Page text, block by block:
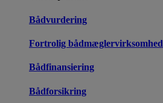
Bådvurdering
Fortrolig bådmæglervirksomhed
Bådfinansiering
Bådforsikring